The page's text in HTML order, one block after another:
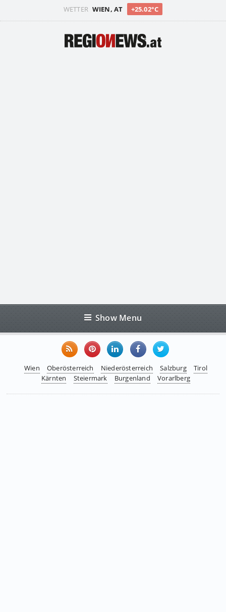
WETTER WIEN, AT +25.02°C
Show Menu
Wien Oberösterreich Niederösterreich Salzburg
Tirol
Kärnten
Steiermark Burgenland Vorarlberg